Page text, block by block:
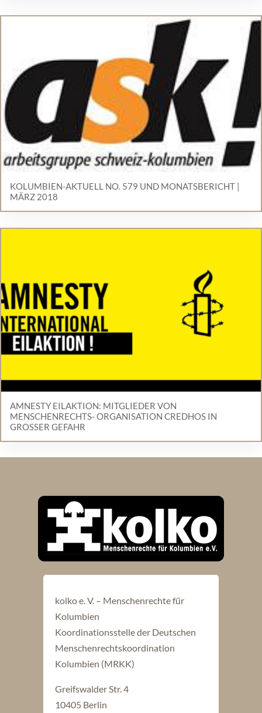
KOLUMBIEN-AKTUELL NO. 579 UND MONATSBERICHT |
MÄRZ 2018
AMNESTY EILAKTION: MITGLIEDER VON
MENSCHENRECHTS- ORGANISATION CREDHOS IN
GROSSER GEFAHR
kolko e. V. – Menschenrechte für
Kolumbien
Koordinationsstelle der Deutschen
Menschenrechtskoordination
Kolumbien (MRKK)
Greifswalder Str. 4
10405 Berlin